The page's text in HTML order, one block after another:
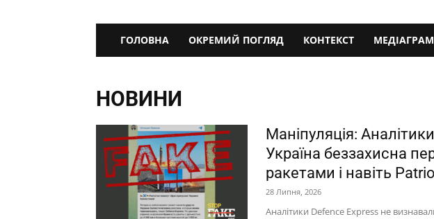
ГОЛОВНА ОКРЕМИЙ ПОГЛЯД КОНТЕКСТ
НОВИНИ
Маніпуляція:
Україна беззахисна
ракетами і навіть
28 Липня, 2026
Аналітики Defence Express не